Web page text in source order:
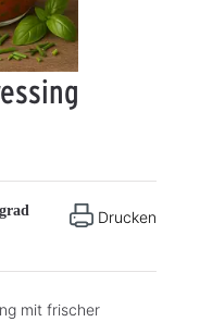
Drucken
mit frischer